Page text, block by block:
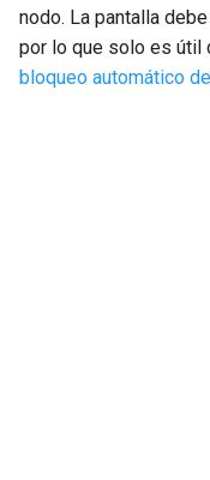
nodo. La pantalla
por lo que solo es útil
bloqueo automático